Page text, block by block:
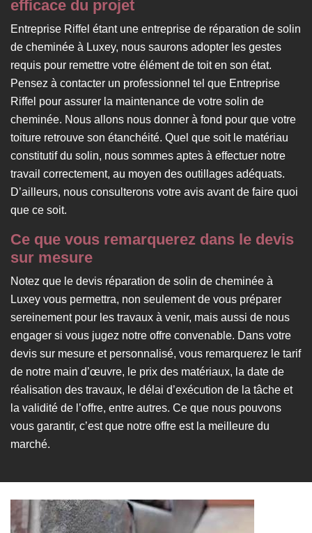
efficace du projet
Entreprise Riffel étant une entreprise de réparation de solin
de cheminée à Luxey, nous saurons adopter les gestes
requis pour remettre votre élément de toit en son état.
Pensez à contacter un professionnel tel que Entreprise
Riffel pour assurer la maintenance de votre solin de
cheminée. Nous allons nous donner à fond pour que votre
toiture retrouve son étanchéité. Quel que soit le matériau
constitutif du solin, nous sommes aptes à effectuer notre
travail correctement, au moyen des outillages adéquats.
D’ailleurs, nous consulterons votre avis avant de faire quoi
que ce soit.
Ce que vous remarquerez dans le devis
sur mesure
Notez que le devis réparation de solin de cheminée à
Luxey vous permettra, non seulement de vous préparer
sereinement pour les travaux à venir, mais aussi de nous
engager si vous jugez notre offre convenable. Dans votre
devis sur mesure et personnalisé, vous remarquerez le tarif
de notre main d’œuvre, le prix des matériaux, la date de
réalisation des travaux, le délai d’exécution de la tâche et
la validité de l’offre, entre autres. Ce que nous pouvons
vous garantir, c’est que notre offre est la meilleure du
marché.